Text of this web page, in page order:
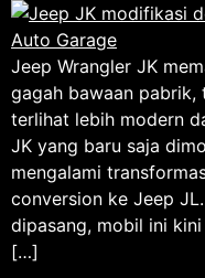
Jeep Wrangler JK
gagah bawaan
terlihat lebih modern
JK yang baru saja
mengalami
conversion ke Jeep
dipasang, mobil ini
[…]